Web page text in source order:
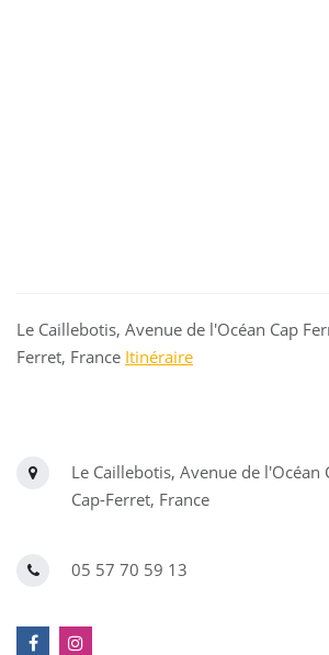
Le Caillebotis, Avenue de l'Océan Cap
Ferret, France Itinéraire
Le Caillebotis, Avenue de l'Océan
Cap-Ferret, France
05 57 70 59 13